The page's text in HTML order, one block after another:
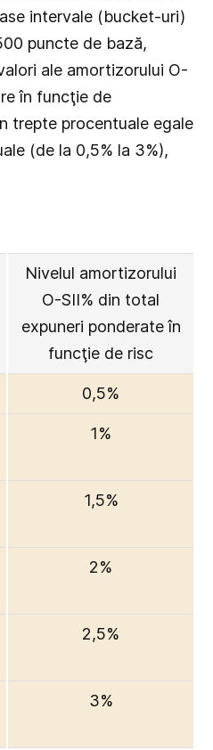
intervale (bucket-uri)
puncte de bază,
ale amortizorului O-
în funcţie de
trepte procentuale egale
(de la 0,5% la 3%),
Nivelul amortizorului
O-SII% din total
expuneri ponderate în
funcţie de risc
0,5%
1%
1,5%
2%
2,5%
3%